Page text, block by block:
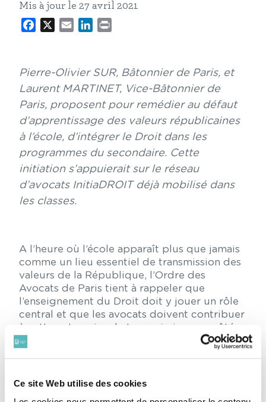
Ce site Web utilise des cookies
Mis à jour le 27 avril 2021
Facebook
X Email LinkedIn
Pierre-Olivier SUR, Bâtonnier de Paris, et
Laurent MARTINET, Vice-Bâtonnier de
Paris, proposent pour remédier au défaut
d’apprentissage des valeurs républicaines
à l’école, d’intégrer le Droit dans les
programmes du secondaire. Cette
initiation s’appuierait sur le réseau
d’avocats InitiaDROIT déjà mobilisé dans
les classes.
A l’heure où l’école apparaît plus que jamais
comme un lieu essentiel de transmission des
valeurs de la République, l’Ordre des
Avocats de Paris tient à rappeler que
l’enseignement du Droit doit y jouer un rôle
central et que les avocats doivent contribuer
à cette entreprise de transmission aux côtés
des enseignants.
sa structure InitiaDROIT, mandate depuis